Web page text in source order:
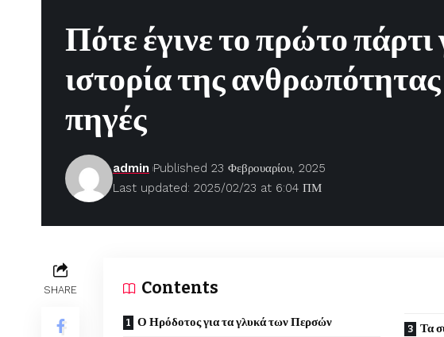
Πότε έγινε το πρώτο
ιστορία της ανθρωπότητας
πηγές
Last updated: 2025/02/23 at 6:04 ΠΜ
admin Published 23 Φεβρουαρίου, 2025
SHARE Contents
Ο Ηρόδοτος για τα γλυκά των Περσών Τα